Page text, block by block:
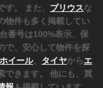
。 また、 プリウスな
物件も多く掲載してい
番号は100%表示、保
で、安心して物件を探
ホイール、 タイヤからエ
できます。 他にも、買